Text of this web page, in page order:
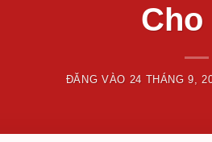
Cho
ĐĂNG VÀO 24 THÁNG 9,